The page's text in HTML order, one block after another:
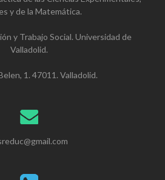
y de la Matemática.
y Trabajo Social. Universidad de
Valladolid.
1. 47011. Valladolid.